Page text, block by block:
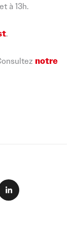
à 13h.
.
notre
L
i
n